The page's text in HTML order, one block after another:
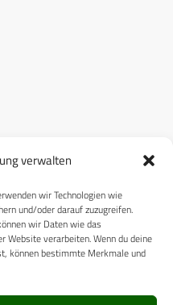
verwalten
wir Technologien wie
und/oder darauf zuzugreifen.
wir Daten wie das
Website verarbeiten. Wenn du deine
können bestimmte Merkmale und